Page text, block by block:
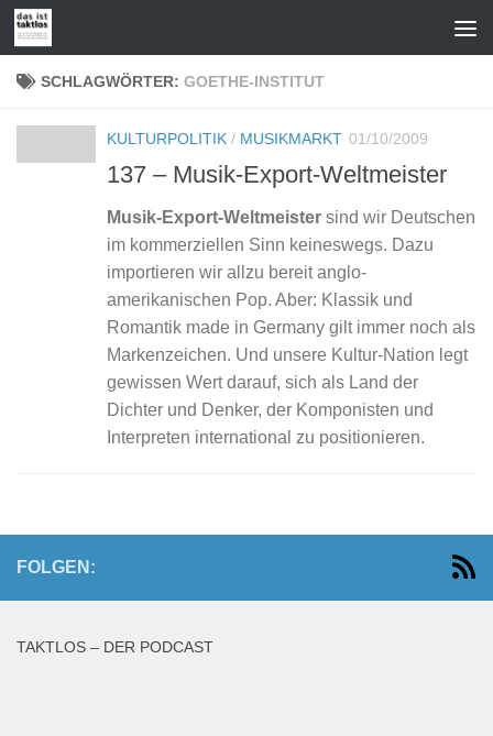
Zum Inhalt springen
SCHLAGWÖRTER: GOETHE-INSTITUT
KULTURPOLITIK / MUSIKMARKT 01/10/2009
137 – Musik-Export-Weltmeister
Musik-Export-Weltmeister sind wir Deutschen
im kommerziellen Sinn keineswegs. Dazu
importieren wir allzu bereit anglo-
amerikanischen Pop. Aber: Klassik und
Romantik made in Germany gilt immer noch als
Markenzeichen. Und unsere Kultur-Nation legt
gewissen Wert darauf, sich als Land der
Dichter und Denker, der Komponisten und
Interpreten international zu positionieren.
FOLGEN:
TAKTLOS – DER PODCAST